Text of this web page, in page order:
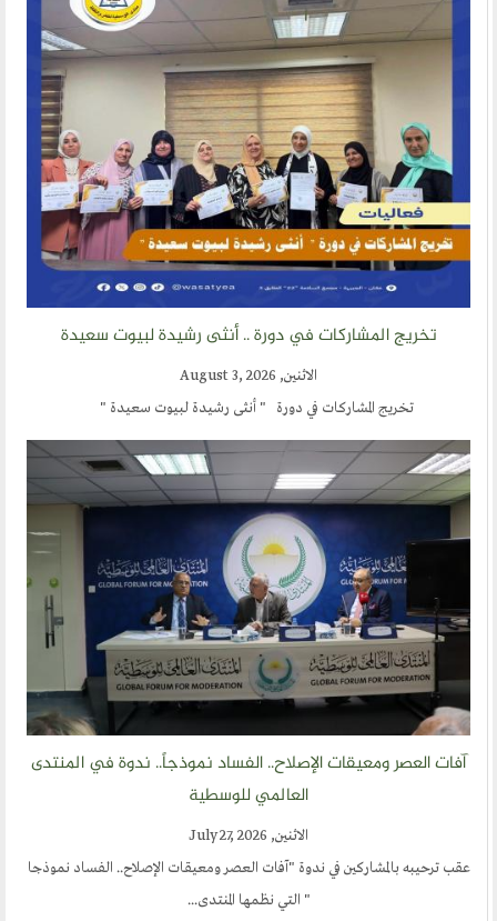
ارسل خبر
إنجليزية
تخريج المشاركات في دورة .. أنثى رشيدة لبيوت سعيدة
الاثنين, August 3, 2026
تخريج المشاركات في دورة " أنثى رشيدة لبيوت سعيدة "
آفات العصر ومعيقات الإصلاح.. الفساد نموذجاً.. ندوة في المنتدى
العالمي للوسطية
الاثنين, July 27, 2026
عقب ترحيبه بالمشاركين في ندوة "آفات العصر ومعيقات الإصلاح.. الفساد نموذجا
" التي نظمها المنتدى...